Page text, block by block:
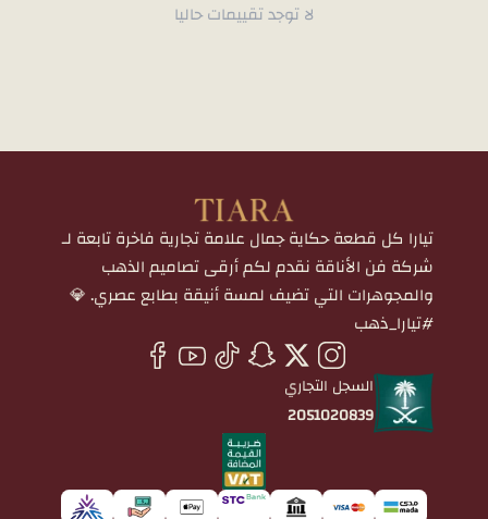
لا توجد تقييمات حاليا
تيارا كل قطعة حكاية جمال علامة تجارية فاخرة تابعة لـ
شركة فن الأناقة نقدم لكم أرقى تصاميم الذهب
والمجوهرات التي تضيف لمسة أنيقة بطابع عصري. 💎
#تيارا_ذهب
السجل التجاري
2051020839